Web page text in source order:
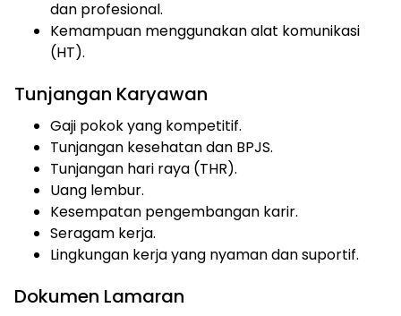
dan profesional.
Kemampuan menggunakan alat komunikasi
(HT).
Tunjangan Karyawan
Gaji pokok yang kompetitif.
Tunjangan kesehatan dan BPJS.
Tunjangan hari raya (THR).
Uang lembur.
Kesempatan pengembangan karir.
Seragam kerja.
Lingkungan kerja yang nyaman dan suportif.
Dokumen Lamaran